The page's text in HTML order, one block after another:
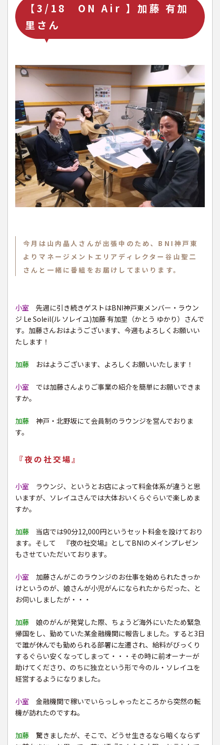
【3/18 ON Air 】加藤 有加
里さん
今月は山内晶人さんが出張中のため、BNI神戸東
よりマネージメントエリアディレクター谷山聖二
さんと一緒に番組をお届けしてまいります。
小室 先週に引き続きゲストはBNI神戸東メンバー・ラウン
ジ Le Soleil(ル ソレイユ)加藤 有加里（かとう ゆかり）さんで
す。加藤さんおはようございます、今週もよろしくお願いい
たします！
加藤 おはようございます、よろしくお願いいたします！
小室 では加藤さんよりご事業の紹介を簡単にお願いできま
すか。
加藤 神戸・北野坂にて会員制のラウンジを営んでおりま
す。
『夜の社交場』
小室 ラウンジ、というとお店によって料金体系が違うと思
いますが、ソレイユさんでは大体おいくらぐらいで楽しめま
すか。
加藤 当店では90分12,000円というセット料金を設けており
ます。そして 『夜の社交場』としてBNIのメインプレゼン
もさせていただいております。
小室 加藤さんがこのラウンジのお仕事を始められたきっか
けというのが、娘さんが小児がんになられたからだった、と
お伺いしましたが・・・
加藤 娘のがんが発覚した際、ちょうど海外にいたため緊急
帰国をし、勤めていた某金融機関に報告しました。すると3日
で誰が休んでも勤められる部署に左遷され、給料がびっくり
するぐらい安くなってしまって・・・その時に前オーナーが
助けてくださり、のちに独立という形で今のル・ソレイユを
経営するようになりました。
小室 金融機関で稼いでいらっしゃったところから突然の転
機が訪れたのですね。
加藤 驚きましたが、そこで、どうせ生きるなら暗くならず